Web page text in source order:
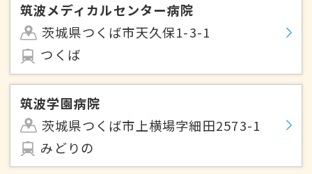
筑波メディカルセンター病院
茨城県つくば市天久保1-3-1
つくば
筑波学園病院
茨城県つくば市上横場字細田2573-1
みどりの